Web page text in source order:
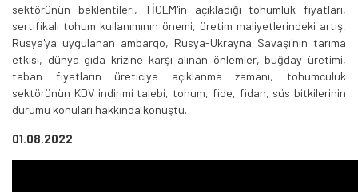
sektörünün beklentileri, TİGEM'in açıkladığı tohumluk fiyatları,
sertifikalı tohum kullanımının önemi, üretim maliyetlerindeki artış,
Rusya'ya uygulanan ambargo, Rusya-Ukrayna Savaşı'nın tarıma
etkisi, dünya gıda krizine karşı alınan önlemler, buğday üretimi,
taban fiyatların üreticiye açıklanma zamanı, tohumculuk
sektörünün KDV indirimi talebi, tohum, fide, fidan, süs bitkilerinin
durumu konuları hakkında konuştu.
01.08.2022